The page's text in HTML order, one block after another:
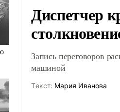
Диспетчер
Запись переговоров
машиной
Tекст: Мария Иванова